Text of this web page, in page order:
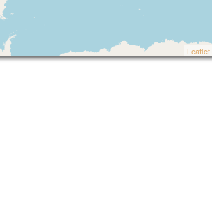
Leaflet